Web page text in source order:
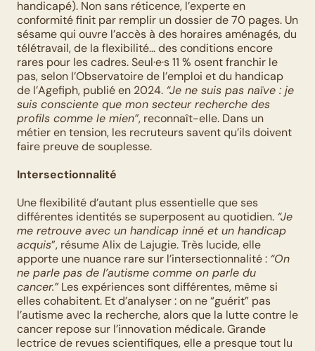
handicapé). Non sans réticence, l’experte en
conformité finit par remplir un dossier de 70 pages. Un
sésame qui ouvre l’accès à des horaires aménagés, du
télétravail, de la flexibilité… des conditions encore
rares pour les cadres. Seul·e·s 11 % osent franchir le
pas, selon l’Observatoire de l’emploi et du handicap
de l’Agefiph, publié en 2024. “Je ne suis pas naïve : je
suis consciente que mon secteur recherche des
profils comme le mien”, reconnaît-elle. Dans un
métier en tension, les recruteurs savent qu’ils doivent
faire preuve de souplesse.
Intersectionnalité
Une flexibilité d’autant plus essentielle que ses
différentes identités se superposent au quotidien. “Je
me retrouve avec un handicap inné et un handicap
acquis”, résume Alix de Lajugie. Très lucide, elle
apporte une nuance rare sur l’intersectionnalité : “On
ne parle pas de l’autisme comme on parle du
cancer.” Les expériences sont différentes, même si
elles cohabitent. Et d’analyser : on ne “guérit” pas
l’autisme avec la recherche, alors que la lutte contre le
cancer repose sur l’innovation médicale. Grande
lectrice de revues scientifiques, elle a presque tout lu